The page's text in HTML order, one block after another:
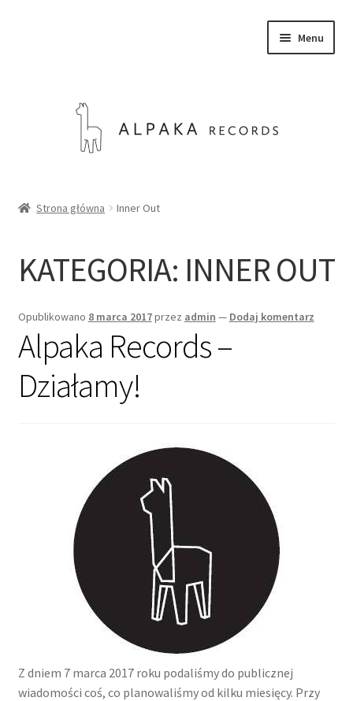
Menu
KONTAKT
Polski
menu
Strona główna Inner Out
KATEGORIA: INNER OUT
Opublikowano 8 marca 2017przez admin — Dodaj komentarz
Alpaka Records –
Działamy!
Z dniem 7 marca 2017 roku podaliśmy do publicznej
wiadomości coś, co planowaliśmy od kilku miesięcy. Przy